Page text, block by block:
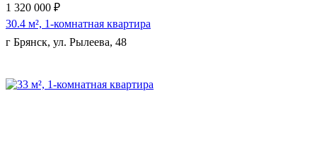
1 320 000 ₽
30.4 м², 1-комнатная квартира
г Брянск, ул. Рылеева, 48